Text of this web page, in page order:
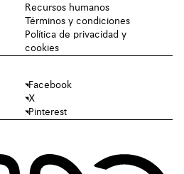
Recursos humanos
Términos y condiciones
Política de privacidad y
cookies
Facebook
X
Pinterest